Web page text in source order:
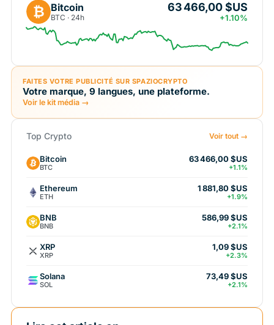
₿ Bitcoin
BTC · 24h
63 466,00 $US
+1.10%
FAITES VOTRE PUBLICITÉ SUR SPAZIOCRYPTO
Votre marque, 9 langues, une plateforme.
Voir le kit média →
Top Crypto Voir tout →
Bitcoin
BTC
63 466,00 $US
+1.1%
Ethereum
ETH
1 881,80 $US
+1.9%
BNB
BNB
586,99 $US
+2.1%
XRP
XRP
1,09 $US
+2.3%
Solana
SOL
73,49 $US
+2.1%